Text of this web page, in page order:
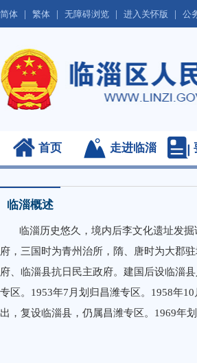
简体 | 繁体 | 无障碍浏览 | 进入关怀版 | 公
首页 走进临淄
临淄概述
临淄历史悠久，境内后李文化遗址发掘
府，三国时为青州治所，隋、唐时为大郡
府、临淄县抗日民主政府。建国后设临淄
专区。1953年7月划归昌潍专区。1958年
出，复设临淄县，仍属昌潍专区。1969年